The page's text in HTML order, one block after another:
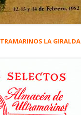
LA GIRALDA